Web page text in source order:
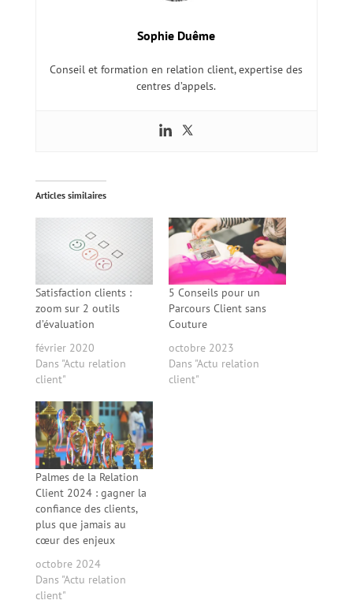
Sophie Duême
Conseil et formation en relation client, expertise des
centres d’appels.
Articles similaires
Satisfaction clients :
zoom sur 2 outils
d’évaluation
février 2020
Dans "Actu relation
client"
5 Conseils pour un
Parcours Client sans
Couture
octobre 2023
Dans "Actu relation
client"
Palmes de la Relation
Client 2024 : gagner la
confiance des clients,
plus que jamais au
cœur des enjeux
octobre 2024
Dans "Actu relation
client"